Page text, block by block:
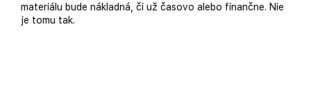
materiálu bude nákladná, či už časovo alebo finančne. Nie
je tomu tak.